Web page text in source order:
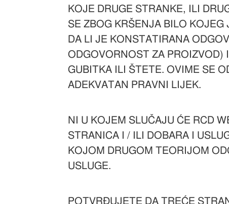
KOJE DRUGE STRANKE, ILI
SE ZBOG KRŠENJA BILO
DA LI JE KONSTATIRANA
ODGOVORNOST ZA PROIZVOD)
GUBITKA ILI ŠTETE. OVIME SE
ADEKVATAN PRAVNI LIJEK.
NI U KOJEM SLUČAJU ĆE RCD
STRANICA I / ILI DOBARA I
KOJOM DRUGOM TEORIJOM
USLUGE.
POTVRĐUJETE DA TREĆE